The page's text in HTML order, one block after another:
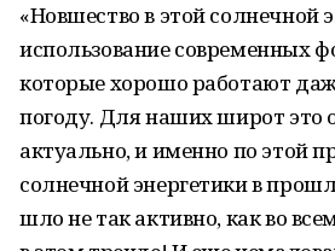
«Новшество в этой солнечной
использование современных
которые хорошо работают
погоду. Для наших широт это
актуально, и именно по этой
солнечной энергетики в
шло не так активно, как во